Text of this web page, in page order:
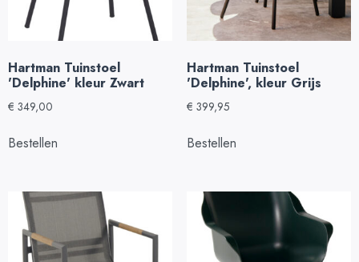
Hartman Tuinstoel
'Delphine' kleur Zwart
€ 349,00
Bestellen
Hartman Tuinstoel
'Delphine', kleur Grijs
€ 399,95
Bestellen